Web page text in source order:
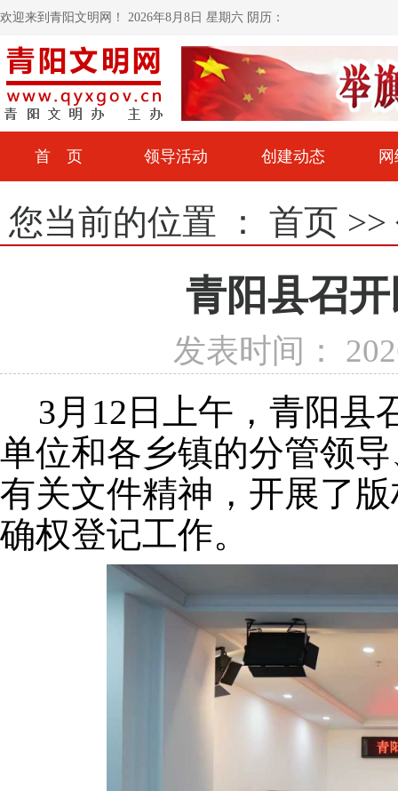
欢迎来到青阳文明网！ 2026年8月8日 星期六 阴历：
首 页 领导活动 创建动态
您当前的位置 ： 首页 >>
青阳县召
发表时间：
3月12日上午，青阳县
单位和各乡镇的分管领
有关文件精神，开展了
确权登记工作。